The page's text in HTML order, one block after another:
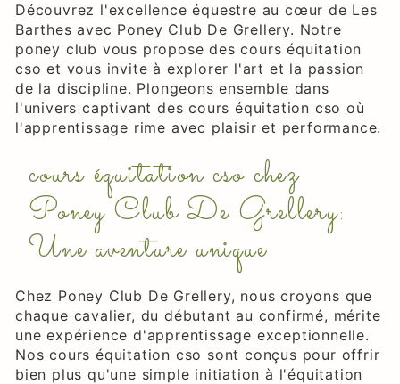
Découvrez l'excellence équestre au cœur de Les
Barthes avec Poney Club De Grellery. Notre
poney club vous propose des cours équitation
cso et vous invite à explorer l'art et la passion
de la discipline. Plongeons ensemble dans
l'univers captivant des cours équitation cso où
l'apprentissage rime avec plaisir et performance.
cours équitation cso chez
Poney Club De Grellery:
Une aventure unique
Chez Poney Club De Grellery, nous croyons que
chaque cavalier, du débutant au confirmé, mérite
une expérience d'apprentissage exceptionnelle.
Nos cours équitation cso sont conçus pour offrir
bien plus qu'une simple initiation à l'équitation